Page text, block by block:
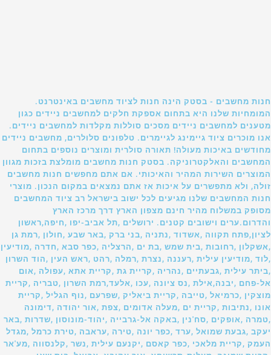
חנות מחשבים - בסטק הינה חנות לציוד מחשבים באינטרנט.
המומחיות שלנו היא בתחום אספקת חלקים למחשבים ניידים כגון
מטענים למחשבים ניידים מסכים סוללות מקלדות למחשבים ניידים.
אנו מוכרים ציוד גיימינג לגיימרים. טלפונים סלולרים, מחשבים ניידים
מחודשים באיכות מעולה! תאורה סולרית ומוצרים נוספים בתחום
המחשבים והאלקטרוניקה. בסטק חנות מחשבים מומלצת בזכות מגוון
המוצרים השירות המהיר והאיכותי. אם אתם מחפשים חנות מחשבים
זולה, ולא מתפשרים על איכות אז אתם נמצאים במקום הנכון. מוצרי
חנות המחשבים שלנו מגיעים לכל ישוב בישראל רב ציוד המחשבים
מסופק במשלוח מהיר חינם מצפון הארץ דרך מרכז הארץ
והדרום.ערים וישובים קטנים. ירושלים ,תל אביב-יפו ,חיפה,ראשון
לציון,פתח תקווה ,אשדוד ,נתניה ,בני ברק ,באר שבע ,חולון ,רמת גן
,אשקלון ,רחובות ,בית שמש ,בת ים ,הרצליה ,כפר סבא ,חדרה ,מודיעין
,לוד ,מודיעין עילית ,רעננה ,נצרת ,רמלה ,רהט ,ראש העין ,הוד השרון
,ביתר עילית ,גבעתיים ,נהריה ,קריית גת ,קריית אתא ,עפולה ,אום
אל-פחם ,יבנה,אילת ,נס ציונה ,עכו ,אלעד,רמת השרון ,טבריה ,קריית
מוצקין ,כרמיאל ,טייבה ,קריית ביאליק ,שפרעם ,נוף הגליל ,קריית
אונו ,נתיבות ,קריית ים ,מעלה אדומים ,צפת ,אור יהודה ,דימונה
,טמרה ,אופקים ,סח'נין ,באקה אל-גרבייה ,יהוד-מונוסון ,שדרות ,באר
יעקב ,גבעת שמואל ,ערד ,כפר יונה ,טירה ,עראבה ,טירת כרמל ,מגדל
העמק ,קריית מלאכי ,כפר קאסם ,יקנעם עילית ,נשר ,קלנסווה ,מע'אר